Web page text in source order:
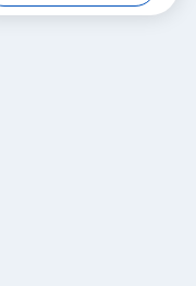
Fressing Natuurlijke